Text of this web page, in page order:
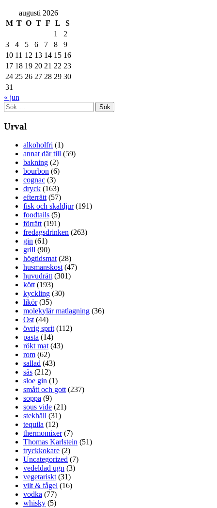
augusti 2026
M T O T F L
S
1
2
3
4 5 6 7 8
9
10 11 12 13 14 15 16
17 18 19 20 21 22 23
24 25 26 27 28 29 30
31
« jun
Sök
efter:
Urval
alkoholfri (1)
annat där till (59)
bakning (2)
bourbon (6)
cognac (3)
dryck (163)
efterrätt(57)
fisk och skaldjur(191)
foodtails (5)
förrätt(191)
fredagsdrinken (263)
gin (61)
grill (90)
högtidsmat(28)
husmanskost(47)
huvudrätt(301)
kött(193)
kyckling (30)
likör(35)
molekylär matlagning (36)
Ost(44)
övrig sprit(112)
pasta (14)
rökt mat(43)
rom (62)
sallad (43)
sås (212)
sloe gin (1)
smått och gott(237)
soppa (9)
sous vide (21)
stekhäll (31)
tequila (12)
thermomixer(7)
Thomas Karlstein (51)
tryckkokare (2)
Uncategorized (7)
vedeldad ugn (3)
vegetariskt(31)
vilt & fågel (16)
vodka (77)
whisky (5)